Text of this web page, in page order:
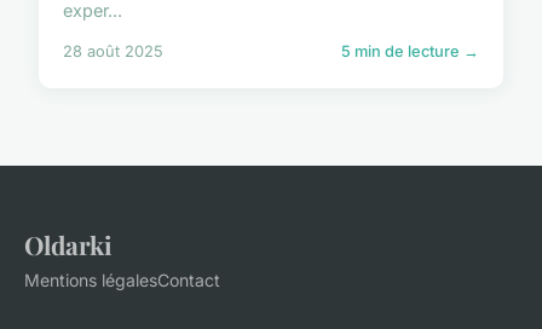
exper...
28 août 2025 5 min de lecture →
Oldarki
Mentions légalesContact